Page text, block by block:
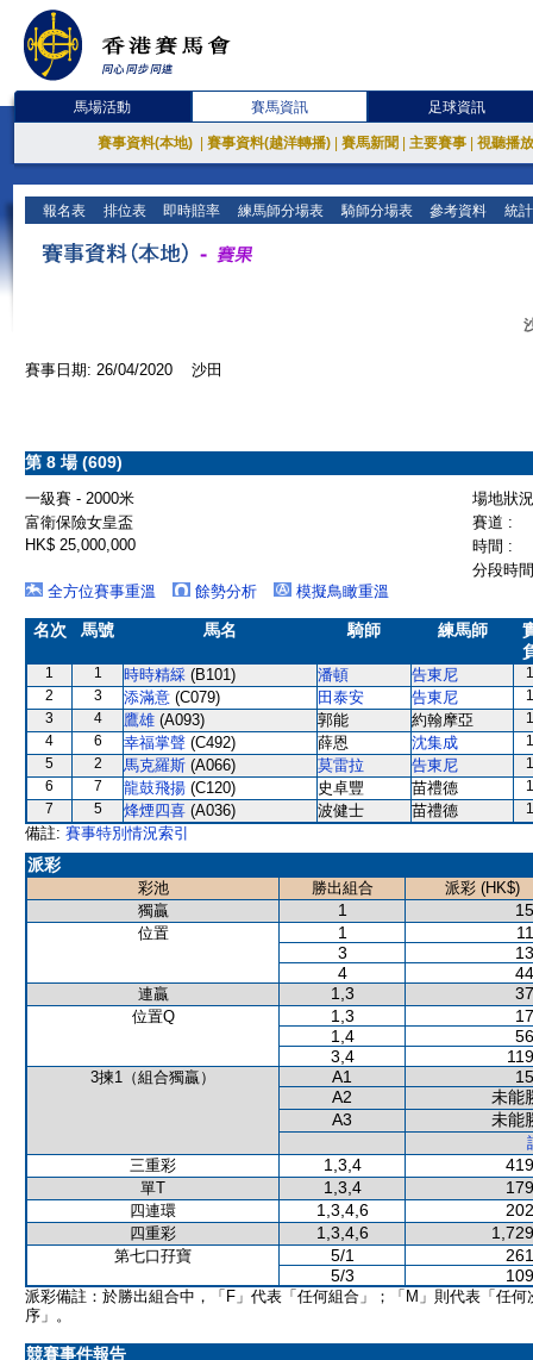
馬場活動 賽馬資訊 足球資訊
賽事資料(本地) 賽事資料(越洋轉播) 賽馬新聞 主要賽事 視聽播
報名表 排位表 即時賠率 練馬師分場表 騎師分場表 參考資料 統
賽事日期: 26/04/2020 沙田
第 8 場 (609)
一級賽 - 2000米
場地狀
富衛保險女皇盃
賽道 :
HK$ 25,000,000
時間 :
分段時
全方位賽事重溫
餘勢分析 模擬鳥瞰重溫
名次 馬號 馬名 騎師 練馬師
1 1 時時精綵 (B101) 潘頓 告東尼
2
3 添滿意 (C079) 田泰安 告東尼
3
4 鷹雄 (A093) 郭能 約翰摩亞
4
6 幸福掌聲 (C492) 薛恩 沈集成
5
2 馬克羅斯 (A066) 莫雷拉 告東尼
6
7 龍鼓飛揚 (C120) 史卓豐 苗禮德
7
5 烽煙四喜 (A036) 波健士 苗禮德
備註: 賽事特別情況索引
派彩
彩池 勝出組合
派彩 (HK$)
獨贏
1
位置 1
3
4
連贏 1,3
位置Q 1,3
1,4
3,4
3揀1（組合獨贏） A1
A2
未能
A3
未能
三重彩
1,3,4
單T 1,3,4
四連環 1,3,4,6
四重彩 1,3,4,6
第七口孖寶 5/1
5/3
派彩備註：於勝出組合中，「F」代表「任何組合」；「M」則代表「任何
序」。
競賽事件報告